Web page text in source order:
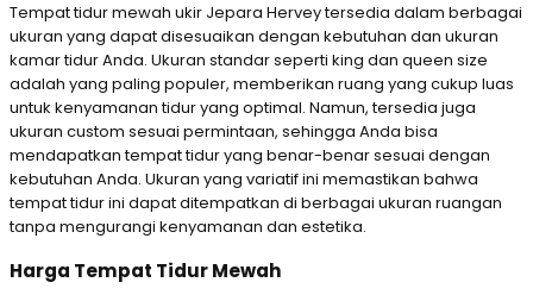
Tempat tidur mewah ukir Jepara Hervey tersedia dalam berbagai
ukuran yang dapat disesuaikan dengan kebutuhan dan ukuran
kamar tidur Anda. Ukuran standar seperti king dan queen size
adalah yang paling populer, memberikan ruang yang cukup luas
untuk kenyamanan tidur yang optimal. Namun, tersedia juga
ukuran custom sesuai permintaan, sehingga Anda bisa
mendapatkan tempat tidur yang benar-benar sesuai dengan
kebutuhan Anda. Ukuran yang variatif ini memastikan bahwa
tempat tidur ini dapat ditempatkan di berbagai ukuran ruangan
tanpa mengurangi kenyamanan dan estetika.
Harga Tempat Tidur Mewah